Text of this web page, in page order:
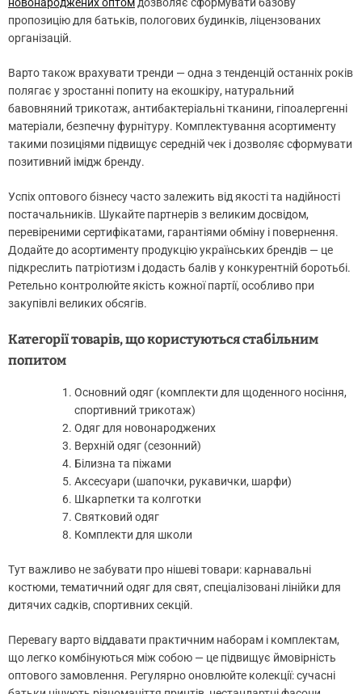
пропозицію для батьків, пологових будинків, ліцензованих
організацій.
Варто також врахувати тренди — одна з тенденцій останніх років
полягає у зростанні попиту на екошкіру, натуральний
бавовняний трикотаж, антибактеріальні тканини, гіпоалергенні
матеріали, безпечну фурнітуру. Комплектування асортименту
такими позиціями підвищує середній чек і дозволяє сформувати
позитивний імідж бренду.
Успіх оптового бізнесу часто залежить від якості та надійності
постачальників. Шукайте партнерів з великим досвідом,
перевіреними сертифікатами, гарантіями обміну і повернення.
Додайте до асортименту продукцію українських брендів — це
підкреслить патріотизм і додасть балів у конкурентній боротьбі.
Ретельно контролюйте якість кожної партії, особливо при
закупівлі великих обсягів.
Категорії товарів, що користуються стабільним
попитом
Основний одяг (комплекти для щоденного носіння,
спортивний трикотаж)
Одяг для новонароджених
Верхній одяг (сезонний)
Білизна та піжами
Аксесуари (шапочки, рукавички, шарфи)
Шкарпетки та колготки
Святковий одяг
Комплекти для школи
Тут важливо не забувати про нішеві товари: карнавальні
костюми, тематичний одяг для свят, спеціалізовані лінійки для
дитячих садків, спортивних секцій.
Перевагу варто віддавати практичним наборам і комплектам,
що легко комбінуються між собою — це підвищує ймовірність
оптового замовлення. Регулярно оновлюйте колекції: сучасні